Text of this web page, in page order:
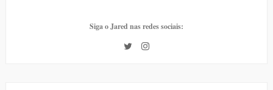
Siga o Jared nas redes sociais: